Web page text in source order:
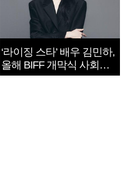
‘라이징 스타’ 배우 김민하,
올해 BIFF 개막식 사회자
확정